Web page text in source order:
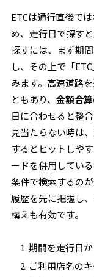
ETCは通行直後で
め、走行日で探す
探すには、まず期
し、その上で「
みます。高速道路
ともあり、金額合
日に合わせると整
見当たらない時は、
するとヒットしや
ードを併用してい
条件で検索するのが
履歴を先に把握し
構えも有効です。
期間を走行日
ご利用店名の